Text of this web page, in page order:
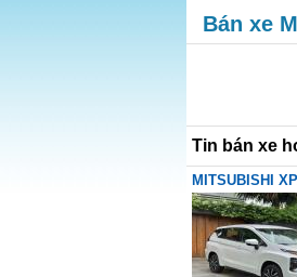
Bán xe
Tin bán xe
MITSUBISHI